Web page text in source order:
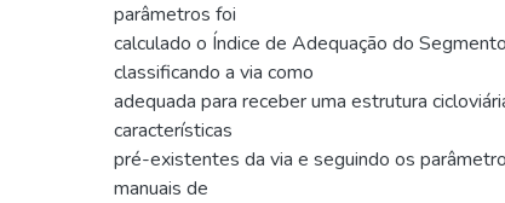
parâmetros foi
calculado o Índice de Adequação do
classificando a via como
adequada para receber uma estrutura
características
pré-existentes da via e seguindo os
manuais de